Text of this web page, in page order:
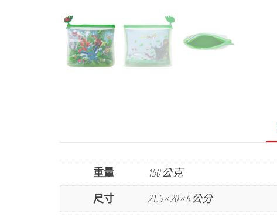
重量
150 公克
尺寸
21.5 × 20 × 6 公分